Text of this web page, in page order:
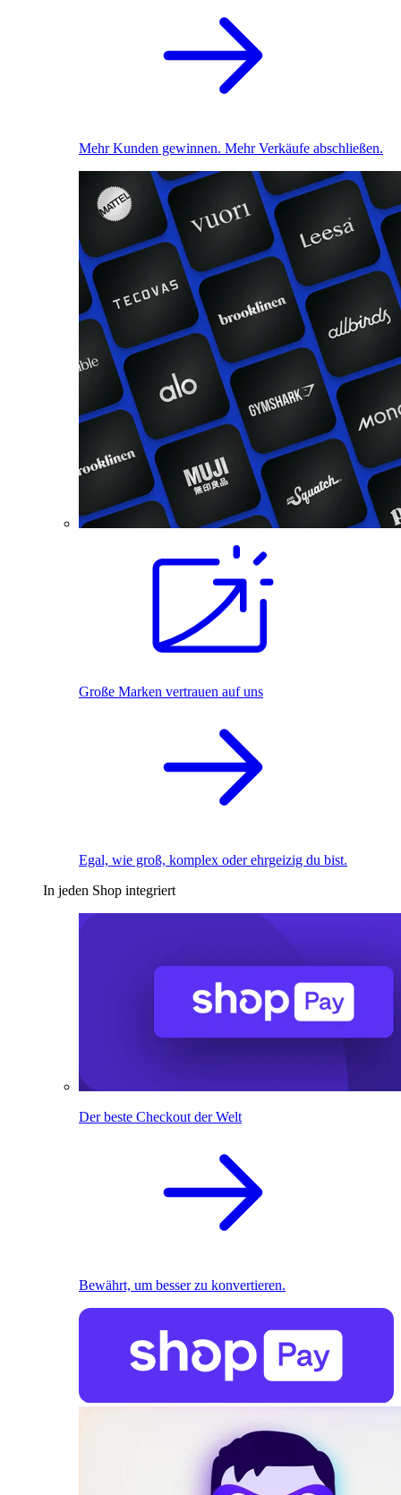
Mehr Kunden gewinnen. Mehr Verkäufe abschließen.
Große Marken vertrauen auf uns
Egal, wie groß, komplex oder ehrgeizig du bist.
In jeden Shop integriert
Der beste Checkout der Welt
Bewährt, um besser zu konvertieren.